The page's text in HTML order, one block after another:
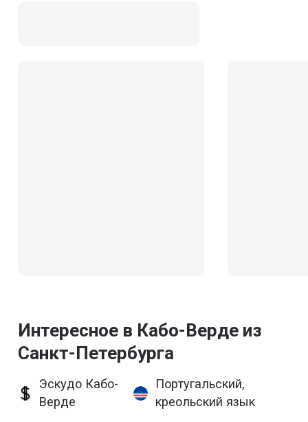
Интересное в Кабо-Верде из
Санкт-Петербурга
Эскудо Кабо-
Верде
Португальский,
креольский язык